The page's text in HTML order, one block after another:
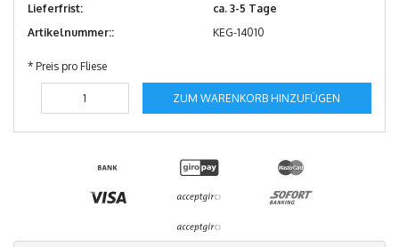
Lieferfrist:
ca. 3-5 Tage
Artikelnummer::
KEG-14010
* Preis pro Fliese
ZUM WARENKORB HINZUFÜGEN